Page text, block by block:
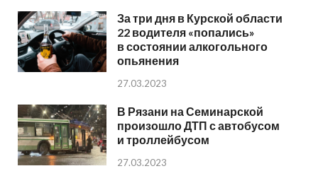
За три дня в Курской области
22 водителя «попались»
в состоянии алкогольного
опьянения
27.03.2023
В Рязани на Семинарской
произошло ДТП с автобусом
и троллейбусом
27.03.2023